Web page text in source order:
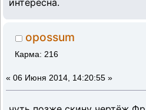
opossum
Карма: 216
« 06 Июня 2014, 14:20:55 »